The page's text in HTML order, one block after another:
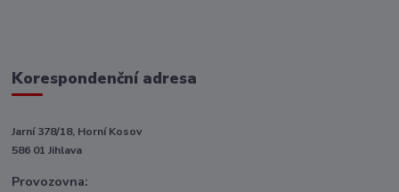
Korespondenční adresa
Jarní 378/18, Horní Kosov
586 01 Jihlava
Provozovna: